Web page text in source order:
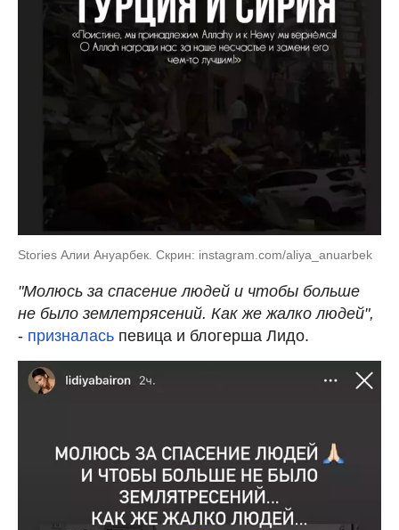
Stories Алии Ануарбек. Скрин: instagram.com/aliya_anuarbek
"Молюсь за спасение людей и чтобы больше
не было землетрясений. Как же жалко людей",
- призналась певица и блогерша Лидо.